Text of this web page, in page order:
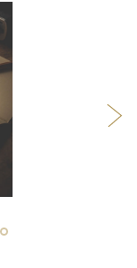
10